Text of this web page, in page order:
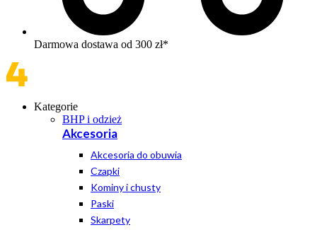
Darmowa dostawa od 300 zł*
Kategorie
BHP i odzież
Akcesoria
Akcesoria do obuwia
Czapki
Kominy i chusty
Paski
Skarpety